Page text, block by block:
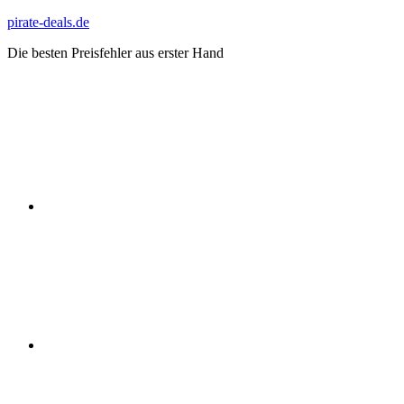
Zum
springen
pirate-deals.de
Die besten Preisfehler aus erster Hand